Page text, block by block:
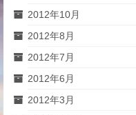
2012年10月
2012年8月
2012年7月
2012年6月
2012年3月